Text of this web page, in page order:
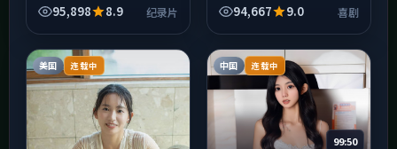
突，往往不是善恶对决，而
很具...
95,898 8.9 纪录片
喘一口气」的空档。喜剧冲
厌...
94,667 9.0 喜剧
美国 连载中 中国 连载中
99:50